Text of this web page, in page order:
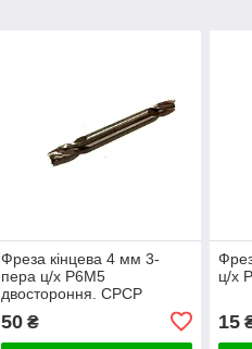
Фреза кінцева 4 мм 3-
пера ц/х Р6М5
двостороння. СРСР
50₴
ц/х
15